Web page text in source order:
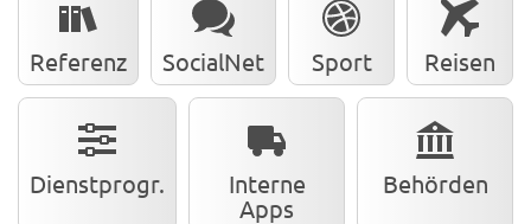
Referenz SocialNet Sport Reisen
Dienstprogr.
Interne
Apps
Behörden